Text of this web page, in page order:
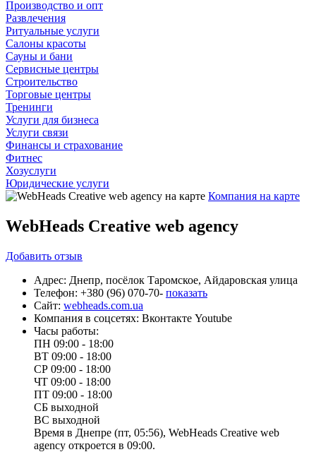
Производство и опт
Развлечения
Ритуальные услуги
Салоны красоты
Сауны и бани
Сервисные центры
Строительство
Торговые центры
Тренинги
Услуги для бизнеса
Услуги связи
Финансы и страхование
Фитнес
Хозуслуги
Юридические услуги
Компания на карте
WebHeads Creative web agency
Добавить отзыв
Адрес: Днепр, посёлок Таромское, Айдаровская улица
Телефон: +380 (96) 070-70- показать
Сайт: webheads.com.ua
Компания в соцсетях: Вконтакте Youtube
Часы работы:
ПН 09:00 - 18:00
ВТ 09:00 - 18:00
СР 09:00 - 18:00
ЧТ 09:00 - 18:00
ПТ 09:00 - 18:00
СБ выходной
ВС выходной
Время в Днепре (пт, 05:56), WebHeads Creative web
agency откроется в 09:00.